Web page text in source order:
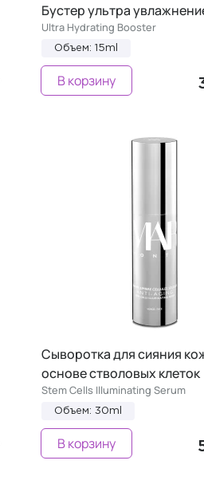
Бустер ультра
Ultra Hydrating Booster
Объем: 15ml
В корзину
Сыворотка для сияния
основе стволовых клеток
Stem Cells Illuminating Serum
Объем: 30ml
В корзину